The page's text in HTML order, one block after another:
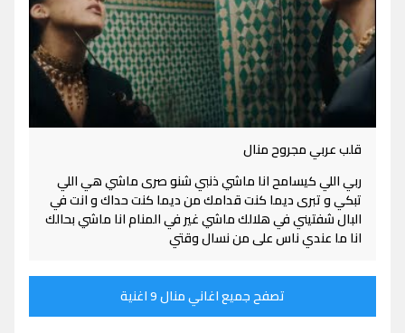
قلب عربي مجروح منال
ربي اللي كيسامح انا ماشي ذنبي شنو صرى ماشي هي اللي
تبكي و تبرى ديما كنت قدامك من ديما كنت حداك و انت في
البال شفتيني في هلالك ماشي غير في المنام انا ماشي بحالك
انا ما عندي ناس على من نسال وقتي
تصفح جميع اغاني منال 9 اغنية